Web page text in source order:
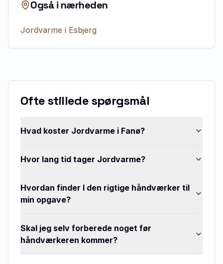
Også i nærheden
Jordvarme i Esbjerg
Ofte stillede spørgsmål
Hvad koster Jordvarme i Fanø?
Hvor lang tid tager Jordvarme?
Hvordan finder I den rigtige håndværker til
min opgave?
Skal jeg selv forberede noget før
håndværkeren kommer?